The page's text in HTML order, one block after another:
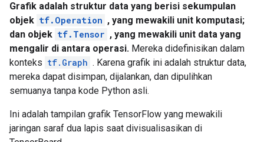
Grafik adalah struktur data yang berisi sekumpulan
objek tf.Operation , yang mewakili unit komputasi;
dan objek tf.Tensor , yang mewakili unit data yang
mengalir di antara operasi. Mereka didefinisikan dalam
konteks tf.Graph . Karena grafik ini adalah struktur data,
mereka dapat disimpan, dijalankan, dan dipulihkan
semuanya tanpa kode Python asli.
Ini adalah tampilan grafik TensorFlow yang mewakili
jaringan saraf dua lapis saat divisualisasikan di